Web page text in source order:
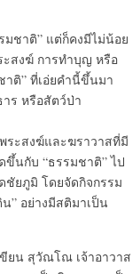
มชาติ” แต่ก็คงมีไม่น้อย
ะสงฆ์ การทำบุญ หรือ
าติ” ที่เอ่ยคำนี้ขึ้นมา
ร หรือสัตว์ป่า
ระสงฆ์และฆราวาสที่มี
ขึ้นกับ “ธรรมชาติ” ไป
ชัยภูมิ โดยจัดกิจกรรม
” อย่างมีสติมาเป็น
ยน สุวัณโณ เจ้าอาวาส